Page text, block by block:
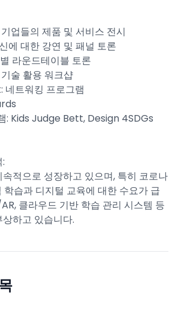
업들의 제품 및 서비스 전시
에 대한 강연 및 패널 토론
라운드테이블 토론
술 활용 워크샵
트워킹 프로그램
: Kids Judge Bett, Design 4SDGs
적으로 성장하고 있으며, 특히 코로나
학습과 디지털 교육에 대한 수요가 급
클라우드 기반 학습 관리 시스템 등
하고 있습니다.